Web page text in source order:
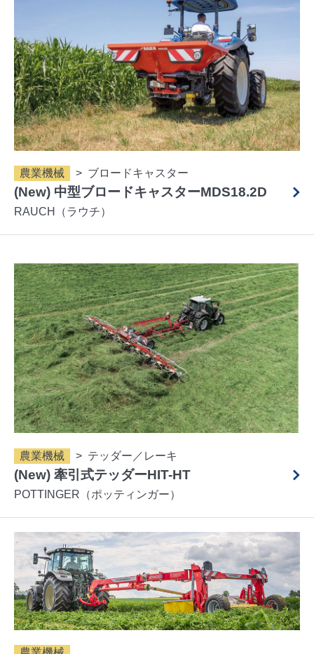
農業機械 ブロードキャスター
(New) 中型ブロードキャスターMDS18.2D
RAUCH（ラウチ）
農業機械 テッダー／レーキ
(New) 牽引式テッダーHIT-HT
POTTINGER（ポッティンガー）